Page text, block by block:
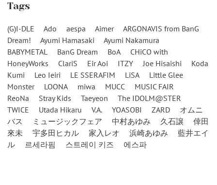
Tags
(G)I-DLE Ado aespa Aimer
ARGONAVIS from BanG
Dream!
Ayumi Hamasaki
Ayumi Nakamura
BABYMETAL
BanG Dream BoA
CHiCO with
HoneyWorks
ClariS Eir Aoi ITZY Joe Hisaishi
Koda
Kumi
Leo Ieiri LE SSERAFIM LiSA
Little Glee
Monster
LOONA miwa MUCC
MUSIC FAIR
ReoNa
Stray Kids Taeyeon
The IDOLM@STER
TWICE
Utada Hikaru V.A. YOASOBI ZARD
オムニ
バス
ミュージックフェア 中村あゆみ 久石譲
倖田
來未
宇多田ヒカル 家入レオ 浜崎あゆみ
藍井エイ
ル
르세라핌 스트레이 키즈 에스파